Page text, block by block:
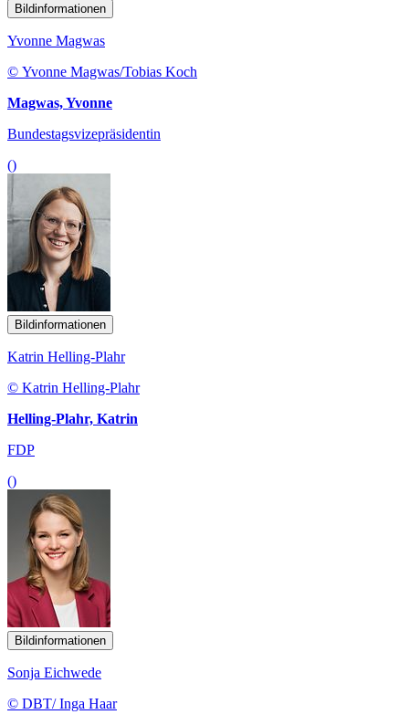
Bildinformationen
Yvonne Magwas
© Yvonne Magwas/Tobias Koch
Magwas, Yvonne
Bundestagsvizepräsidentin
()
Bildinformationen
Katrin Helling-Plahr
© Katrin Helling-Plahr
Helling-Plahr, Katrin
FDP
()
Bildinformationen
Sonja Eichwede
© DBT/ Inga Haar